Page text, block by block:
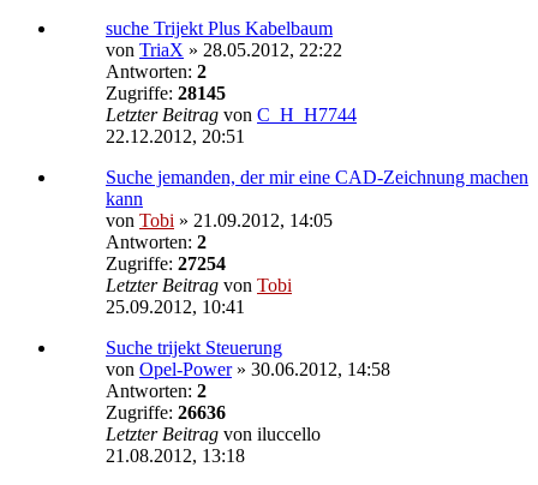
suche Trijekt Plus Kabelbaum
von TriaX » 28.05.2012, 22:22
Antworten: 2
Zugriffe: 28145
Letzter Beitrag von C_H_H7744
22.12.2012, 20:51
Suche jemanden, der mir eine CAD-Zeichnung machen
kann
von Tobi » 21.09.2012, 14:05
Antworten: 2
Zugriffe: 27254
Letzter Beitrag von Tobi
25.09.2012, 10:41
Suche trijekt Steuerung
von Opel-Power» 30.06.2012, 14:58
Antworten: 2
Zugriffe: 26636
Letzter Beitrag von iluccello
21.08.2012, 13:18